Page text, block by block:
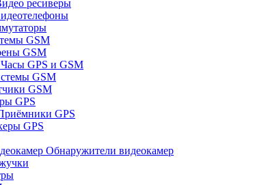
ресиверы
GSM
GSM
Часы GPS и GSM
GSM
GSM
GPS
GPS
GPS
Обнаружители видеокамер